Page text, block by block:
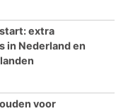
extra
in Nederland en
voor